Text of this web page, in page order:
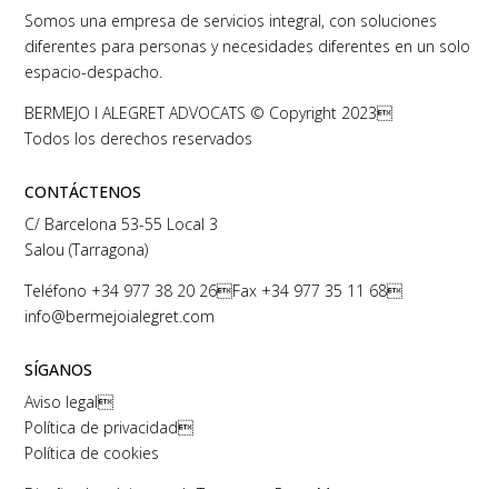
Somos una empresa de servicios integral, con soluciones
diferentes para personas y necesidades diferentes en un solo
espacio-despacho.
BERMEJO I ALEGRET ADVOCATS © Copyright 2023
Todos los derechos reservados
CONTÁCTENOS
C/ Barcelona 53-55 Local 3
Salou (Tarragona)
Teléfono +34 977 38 20 26Fax +34 977 35 11 68
info@bermejoialegret.com
SÍGANOS
Aviso legal
Política de privacidad
Política de cookies